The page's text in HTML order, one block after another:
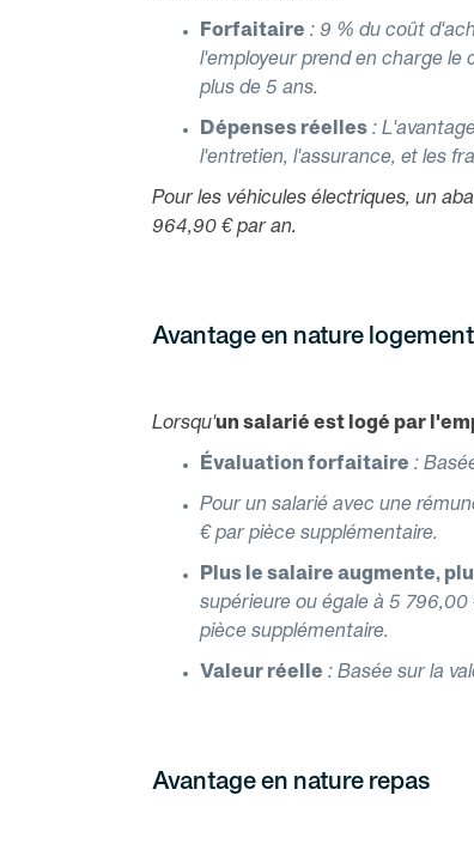
Forfaitaire : 9 % du coût
l'employeur prend en charge le
plus de 5 ans.
Dépenses réelles :
l'entretien, l'assurance, et les
Pour les véhicules électriques, un
964,90 € par an.
Avantage en nature logement
Lorsqu'un salarié est logé par
Évaluation forfaitaire :
Pour un salarié avec une
€ par pièce supplémentaire.
Plus le salaire augmente,
supérieure ou égale à 5
pièce supplémentaire.
Valeur réelle : Basée sur la
Avantage en nature repas